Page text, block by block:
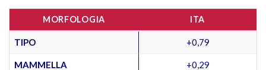
MORFOLOGIA ITA
TIPO +0,79
MAMMELLA +0,29